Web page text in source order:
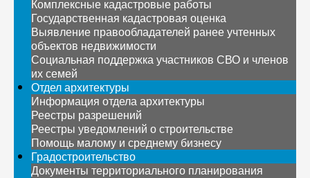
Комплексные кадастровые работы
Государственная кадастровая оценка
Выявление правообладателей ранее учтенных
объектов недвижимости
Социальная поддержка участников СВО и членов
их семей
Отдел архитектуры
Информация отдела архитектуры
Реестры разрешений
Реестры уведомлений о строительстве
Помощь малому и среднему бизнесу
Градостроительство
Документы территориального планирования